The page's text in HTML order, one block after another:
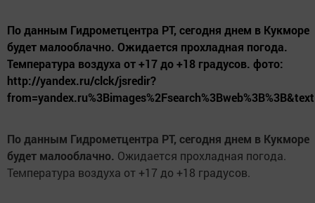
По данным Гидрометцентра РТ, сегодня днем в Кукморе
будет малооблачно. Ожидается прохладная погода.
Температура воздуха от +17 до +18 градусов. фото:
http://yandex.ru/clck/jsredir?
По данным Гидрометцентра РТ, сегодня днем в Кукморе
будет малооблачно. Ожидается прохладная погода.
Температура воздуха от +17 до +18 градусов.